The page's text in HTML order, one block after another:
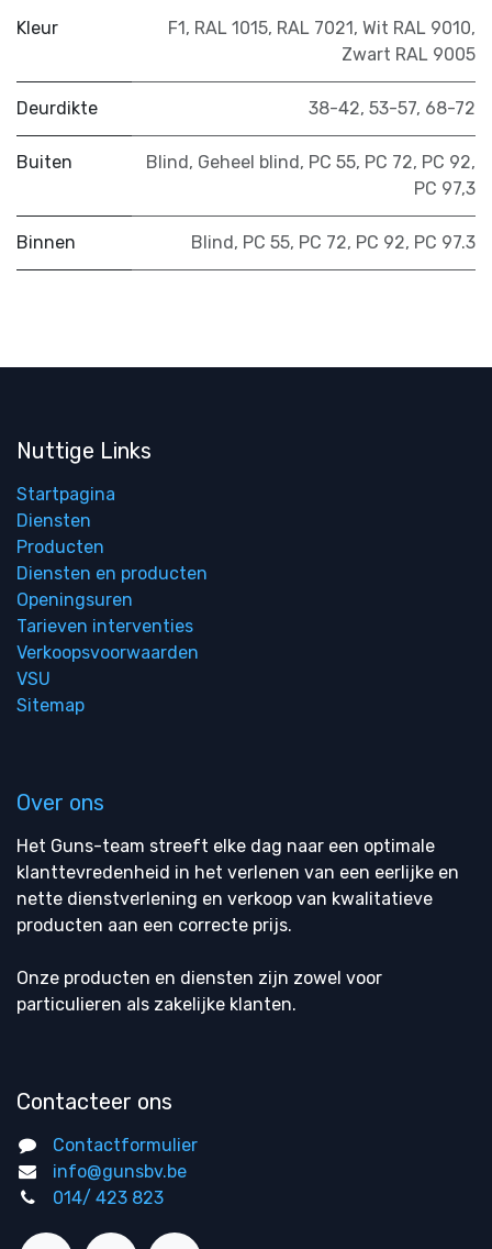
Kleur F1, RAL 1015, RAL 7021, Wit RAL 9010,
Zwart RAL 9005
Deurdikte 38-42, 53-57, 68-72
Buiten Blind, Geheel blind, PC 55, PC 72, PC 92,
PC 97,3
Binnen Blind, PC 55, PC 72, PC 92, PC 97.3
Nuttige Links
Startpagina
Diensten
Producten
Diensten en producten
Openingsuren
Tarieven interventies
Verkoopsvoorwaarden
VSU
Sitemap
Over ons
Het Guns-team streeft elke dag naar een optimale
klanttevredenheid in het verlenen van een eerlijke en
nette dienstverlening en verkoop van kwalitatieve
producten aan een correcte prijs.
Onze producten en diensten zijn zowel voor
particulieren als zakelijke klanten.
Contacteer ons
Contactformulier
info@gunsbv.be
014/ 423 823